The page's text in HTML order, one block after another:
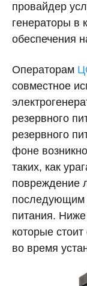
провайдер
генераторы в
обеспечения
Операторам
совместное
резервного
резервного
фоне
таких, как
повреждение
последующим
питания.
которые
во время